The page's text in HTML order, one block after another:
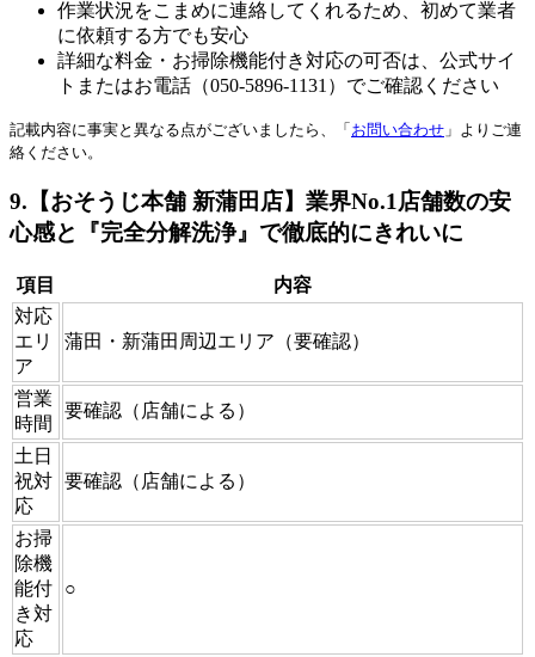
作業状況をこまめに連絡してくれるため、初めて業者
に依頼する方でも安心
詳細な料金・お掃除機能付き対応の可否は、公式サイ
トまたはお電話（050-5896-1131）でご確認ください
記載内容に事実と異なる点がございましたら、「 お問い合わせ 」よりご連
絡ください。
9.【おそうじ本舗 新蒲田店】業界No.1店舗数の安
心感と『完全分解洗浄』で徹底的にきれいに
項目
内容
対応
エリ
ア
蒲田・新蒲田周辺エリア（要確認）
営業
時間
要確認（店舗による）
土日
祝対
応
要確認（店舗による）
お掃
除機
能付
き対
応
○